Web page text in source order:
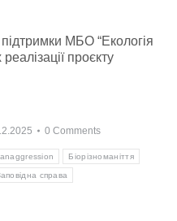
МБО “Екологія
проєкту
0 Comments
Біорізноманіття
справа